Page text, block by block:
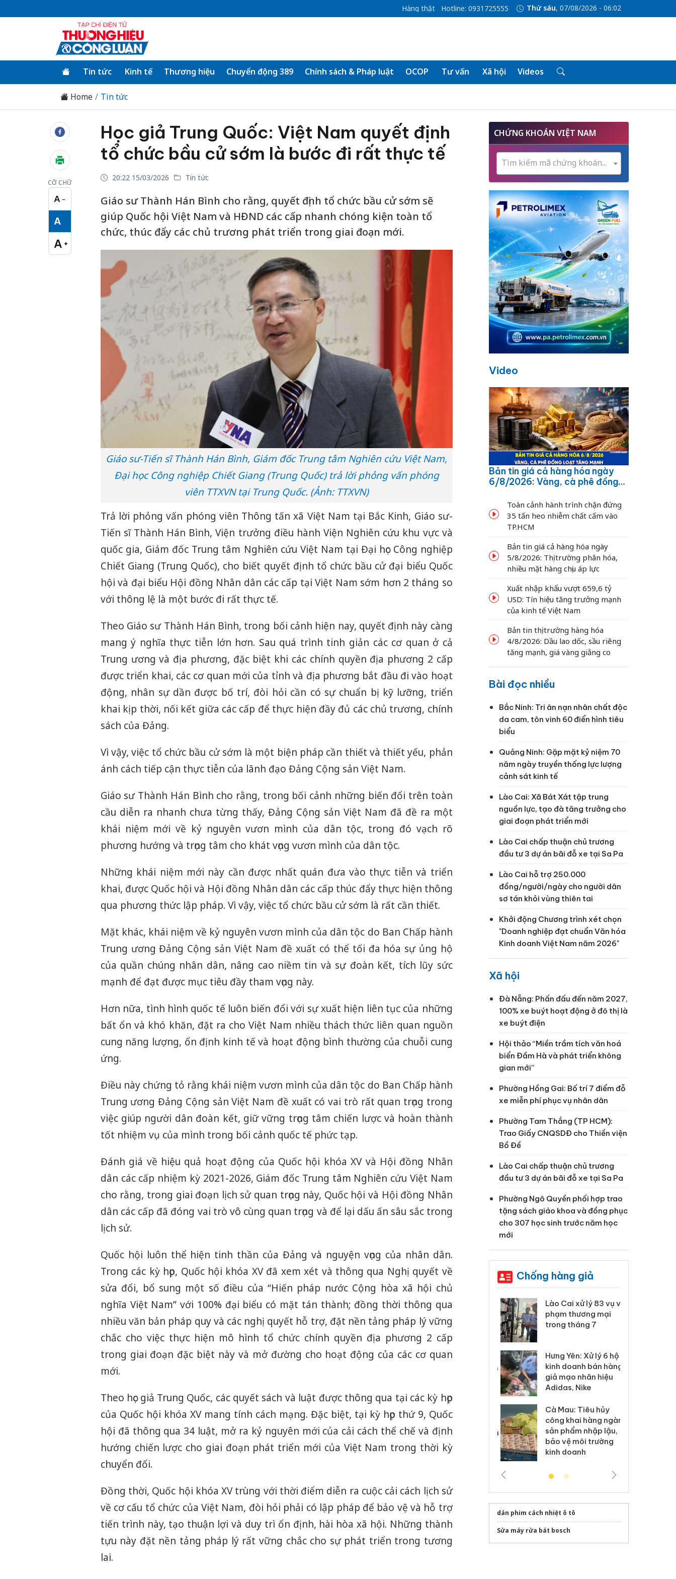
Hàng thật Hotline: 0931725555 Thứ sáu, 07/08/2026 - 06:02
Tin tức Kinh tế Thương hiệu Chuyển động 389 Chính sách & Pháp luật OCOP Tư vấn Xã hội Videos
Home Tin tức
CỠ CHỮ
A −
Cỡ chữ nhỏ
A
Cỡ chữ vừa
A +
Cỡ chữ lớn
Học giả Trung Quốc: Việt Nam quyết định
tổ chức bầu cử sớm là bước đi rất thực tế
20:22 15/03/2026 Tin tức
Giáo sư Thành Hán Bình cho rằng, quyết định tổ chức bầu cử sớm sẽ
giúp Quốc hội Việt Nam và HĐND các cấp nhanh chóng kiện toàn tổ
chức, thúc đẩy các chủ trương phát triển trong giai đoạn mới.
Giáo sư-Tiến sĩ Thành Hán Bình, Giám đốc Trung tâm Nghiên cứu Việt Nam,
Đại học Công nghiệp Chiết Giang (Trung Quốc) trả lời phỏng vấn phóng
viên TTXVN tại Trung Quốc. (Ảnh: TTXVN)
Trả lời phỏng vấn phóng viên Thông tấn xã Việt Nam tại Bắc Kinh, Giáo sư-
Tiến sĩ Thành Hán Bình, Viện trưởng điều hành Viện Nghiên cứu khu vực và
quốc gia, Giám đốc Trung tâm Nghiên cứu Việt Nam tại Đại học Công nghiệp
Chiết Giang (Trung Quốc), cho biết quyết định tổ chức bầu cử đại biểu Quốc
hội và đại biểu Hội đồng Nhân dân các cấp tại Việt Nam sớm hơn 2 tháng so
với thông lệ là một bước đi rất thực tế.
Theo Giáo sư Thành Hán Bình, trong bối cảnh hiện nay, quyết định này càng
mang ý nghĩa thực tiễn lớn hơn. Sau quá trình tinh giản các cơ quan ở cả
Trung ương và địa phương, đặc biệt khi các chính quyền địa phương 2 cấp
được triển khai, các cơ quan mới của tỉnh và địa phương bắt đầu đi vào hoạt
động, nhân sự dần được bố trí, đòi hỏi cần có sự chuẩn bị kỹ lưỡng, triển
khai kịp thời, nối kết giữa các cấp để thực hiện đầy đủ các chủ trương, chính
sách của Đảng.
Vì vậy, việc tổ chức bầu cử sớm là một biện pháp cần thiết và thiết yếu, phản
ánh cách tiếp cận thực tiễn của lãnh đạo Đảng Cộng sản Việt Nam.
Giáo sư Thành Hán Bình cho rằng, trong bối cảnh những biến đổi trên toàn
cầu diễn ra nhanh chưa từng thấy, Đảng Cộng sản Việt Nam đã đề ra một
khái niệm mới về kỷ nguyên vươn mình của dân tộc, trong đó vạch rõ
phương hướng và trọng tâm cho khát vọng vươn mình của dân tộc.
Những khái niệm mới này cần được nhất quán đưa vào thực tiễn và triển
khai, được Quốc hội và Hội đồng Nhân dân các cấp thúc đẩy thực hiện thông
qua phương thức lập pháp. Vì vậy, việc tổ chức bầu cử sớm là rất cần thiết.
Mặt khác, khái niệm về kỷ nguyên vươn mình của dân tộc do Ban Chấp hành
Trung ương Đảng Cộng sản Việt Nam đề xuất có thể tối đa hóa sự ủng hộ
của quần chúng nhân dân, nâng cao niềm tin và sự đoàn kết, tích lũy sức
mạnh để đạt được mục tiêu đầy tham vọng này.
Hơn nữa, tình hình quốc tế luôn biến đổi với sự xuất hiện liên tục của những
bất ổn và khó khăn, đặt ra cho Việt Nam nhiều thách thức liên quan nguồn
cung năng lượng, ổn định kinh tế và hoạt động bình thường của chuỗi cung
ứng.
Điều này chứng tỏ rằng khái niệm vươn mình của dân tộc do Ban Chấp hành
Trung ương Đảng Cộng sản Việt Nam đề xuất có vai trò rất quan trọng trong
việc giúp người dân đoàn kết, giữ vững trọng tâm chiến lược và hoàn thành
tốt nhiệm vụ của mình trong bối cảnh quốc tế phức tạp.
Đánh giá về hiệu quả hoạt động của Quốc hội khóa XV và Hội đồng Nhân
dân các cấp nhiệm kỳ 2021-2026, Giám đốc Trung tâm Nghiên cứu Việt Nam
cho rằng, trong giai đoạn lịch sử quan trọng này, Quốc hội và Hội đồng Nhân
dân các cấp đã đóng vai trò vô cùng quan trọng và để lại dấu ấn sâu sắc trong
lịch sử.
Quốc hội luôn thể hiện tinh thần của Đảng và nguyện vọng của nhân dân.
Trong các kỳ họp, Quốc hội khóa XV đã xem xét và thông qua Nghị quyết về
sửa đổi, bổ sung một số điều của “Hiến pháp nước Cộng hòa xã hội chủ
nghĩa Việt Nam” với 100% đại biểu có mặt tán thành; đồng thời thông qua
nhiều văn bản pháp quy và các nghị quyết hỗ trợ, đặt nền tảng pháp lý vững
chắc cho việc thực hiện mô hình tổ chức chính quyền địa phương 2 cấp
trong giai đoạn đặc biệt này và mở đường cho hoạt động của các cơ quan
mới.
Theo học giả Trung Quốc, các quyết sách và luật được thông qua tại các kỳ họp
của Quốc hội khóa XV mang tính cách mạng. Đặc biệt, tại kỳ họp thứ 9, Quốc
hội đã thông qua 34 luật, mở ra kỷ nguyên mới của cải cách thể chế và định
hướng chiến lược cho giai đoạn phát triển mới của Việt Nam trong thời kỳ
chuyển đổi.
Đồng thời, Quốc hội khóa XV trùng với thời điểm diễn ra cuộc cải cách lịch sử
về cơ cấu tổ chức của Việt Nam, đòi hỏi phải có lập pháp để bảo vệ và hỗ trợ
tiến trình này, tạo thuận lợi và duy trì ổn định, hài hòa xã hội. Những thành
tựu này đặt nền tảng pháp lý rất vững chắc cho sự phát triển trong tương
lai.
CHỨNG KHOÁN VIỆT NAM
Tìm kiếm mã chứng khoán...
Video
Bản tin giá cả hàng hóa ngày
6/8/2026: Vàng, cà phê đồng
Toàn cảnh hành trình chặn đứng
35 tấn heo nhiễm chất cấm vào
TP.HCM
Bản tin giá cả hàng hóa ngày
5/8/2026: Thị trường phân hóa,
nhiều mặt hàng chịu áp lực
Xuất nhập khẩu vượt 659,6 tỷ
USD: Tín hiệu tăng trưởng mạnh
của kinh tế Việt Nam
Bản tin thị trường hàng hóa
4/8/2026: Dầu lao dốc, sầu riêng
tăng mạnh, giá vàng giằng co
Bài đọc nhiều
Bắc Ninh: Tri ân nạn nhân chất độc
da cam, tôn vinh 60 điển hình tiêu
biểu
Quảng Ninh: Gặp mặt kỷ niệm 70
năm ngày truyền thống lực lượng
cảnh sát kinh tế
Lào Cai: Xã Bát Xát tập trung
nguồn lực, tạo đà tăng trưởng cho
giai đoạn phát triển mới
Lào Cai chấp thuận chủ trương
đầu tư 3 dự án bãi đỗ xe tại Sa Pa
Lào Cai hỗ trợ 250.000
đồng/người/ngày cho người dân
sơ tán khỏi vùng thiên tai
Khởi động Chương trình xét chọn
"Doanh nghiệp đạt chuẩn Văn hóa
Kinh doanh Việt Nam năm 2026"
Xã hội
Đà Nẵng: Phấn đấu đến năm 2027,
100% xe buýt hoạt động ở đô thị là
xe buýt điện
Hội thảo “Miền trầm tích văn hoá
biển Đầm Hà và phát triển không
gian mới”
Phường Hồng Gai: Bố trí 7 điểm đỗ
xe miễn phí phục vụ nhân dân
Phường Tam Thắng (TP HCM):
Trao Giấy CNQSDĐ cho Thiền viện
Bồ Đề
Lào Cai chấp thuận chủ trương
đầu tư 3 dự án bãi đỗ xe tại Sa Pa
Phường Ngô Quyền phối hợp trao
tặng sách giáo khoa và đồng phục
cho 307 học sinh trước năm học
mới
Chống hàng giả
Công an Thanh Hóa
tìm bị hại trong vụ
án sản xuất, buôn
bán yến sào giả
Thanh Hóa: Tìm bị
An Giang: Đối tượng
chủ mưu đường dây
bán hàng giả tại Phú
Quốc ra đầu thú
Lào Cai xử lý 83 vụ vi
phạm thương mại
trong tháng 7
Hưng Yên: Xử lý 6 hộ
kinh doanh bán hàng
giả mạo nhãn hiệu
Adidas, Nike
Cà Mau: Tiêu hủy
công khai hàng ngàn
sản phẩm nhập lậu,
bảo vệ môi trường
kinh doanh
dán phim cách nhiệt ô tô
Sửa máy rửa bát bosch